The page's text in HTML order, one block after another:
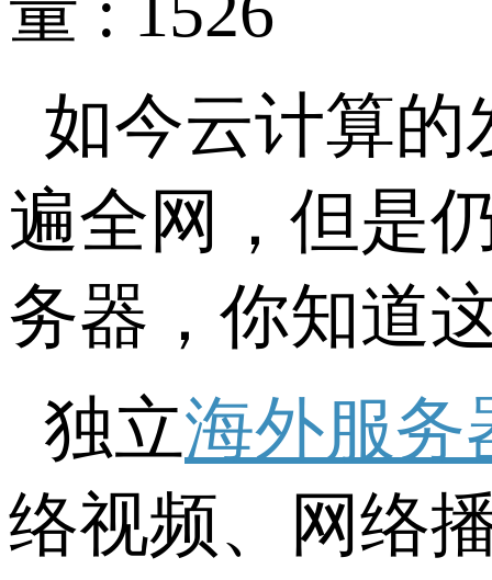
如今云计算的
遍全网，但是
务器，你知道
独立海外服务
络视频、网络